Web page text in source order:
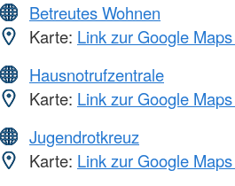
Betreutes Wohnen
Karte: Link zur Google
Hausnotrufzentrale
Karte: Link zur Google
Jugendrotkreuz
Karte: Link zur Google